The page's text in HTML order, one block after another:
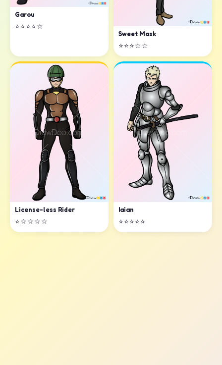
Garou
⭐⭐⭐⭐☆
Sweet Mask
⭐⭐⭐☆☆
License-less Rider
⭐☆☆☆☆
Iaian
⭐⭐⭐⭐⭐